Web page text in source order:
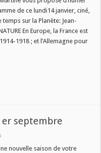
de ce lundi14 janvier, ciné,
sur la Planète: Jean-
En Europe, la France est
1918 ; et l’Allemagne pour
septembre
météonouvelle saison de votre